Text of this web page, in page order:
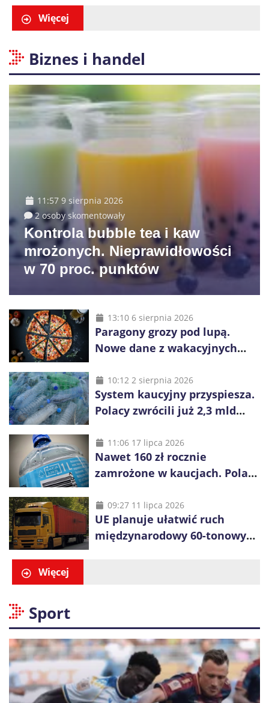
Więcej
Biznes i handel
11:57 9 sierpnia 2026
2 osoby skomentowały
Kontrola bubble tea i kaw
mrożonych. Nieprawidłowości
w 70 proc. punktów
13:10 6 sierpnia 2026
Paragony grozy pod lupą.
Nowe dane z wakacyjnych
10:12 2 sierpnia 2026
System kaucyjny przyspiesza.
Polacy zwrócili już 2,3 mld
11:06 17 lipca 2026
Nawet 160 zł rocznie
zamrożone w kaucjach. Polacy
vouchery
09:27 11 lipca 2026
UE planuje ułatwić ruch
międzynarodowy 60-tonowych
Więcej
Sport